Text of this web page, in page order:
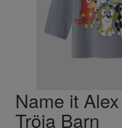
Name it
Tröja Barn